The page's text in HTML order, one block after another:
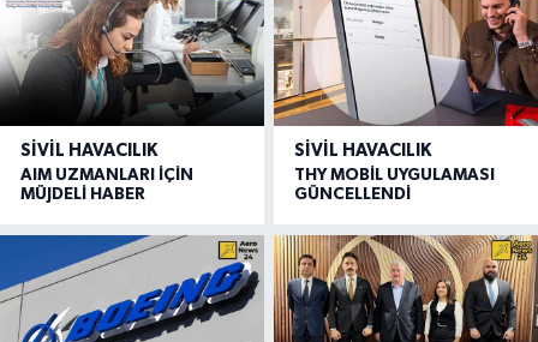
SIVIL HAVACILIK
AIM UZMANLARI İÇİN
MÜJDELİ HABER
SIVIL HAVACILIK
THY MOBİL UYGULAMASI
GÜNCELLENDİ